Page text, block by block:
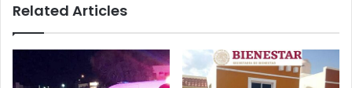
Related Articles